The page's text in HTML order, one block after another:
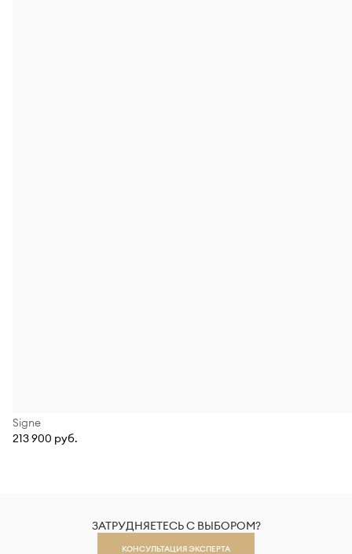
Signe
213 900 руб.
ЗАТРУДНЯЕТЕСЬ С ВЫБОРОМ?
КОНСУЛЬТАЦИЯ ЭКСПЕРТА